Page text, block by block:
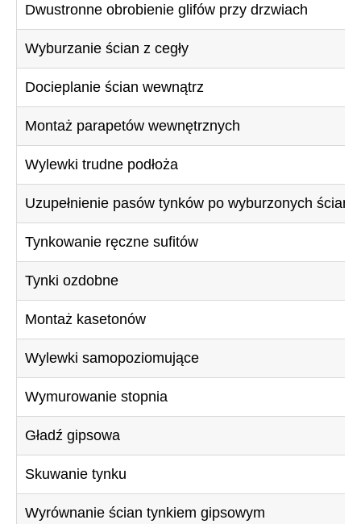
Dwustronne obrobienie glifów przy drzwiach
Wyburzanie ścian z cegły
Docieplanie ścian wewnątrz
Montaż parapetów wewnętrznych
Wylewki trudne podłoża
Uzupełnienie pasów tynków po wyburzonych
Tynkowanie ręczne sufitów
Tynki ozdobne
Montaż kasetonów
Wylewki samopoziomujące
Wymurowanie stopnia
Gładź gipsowa
Skuwanie tynku
Wyrównanie ścian tynkiem gipsowym